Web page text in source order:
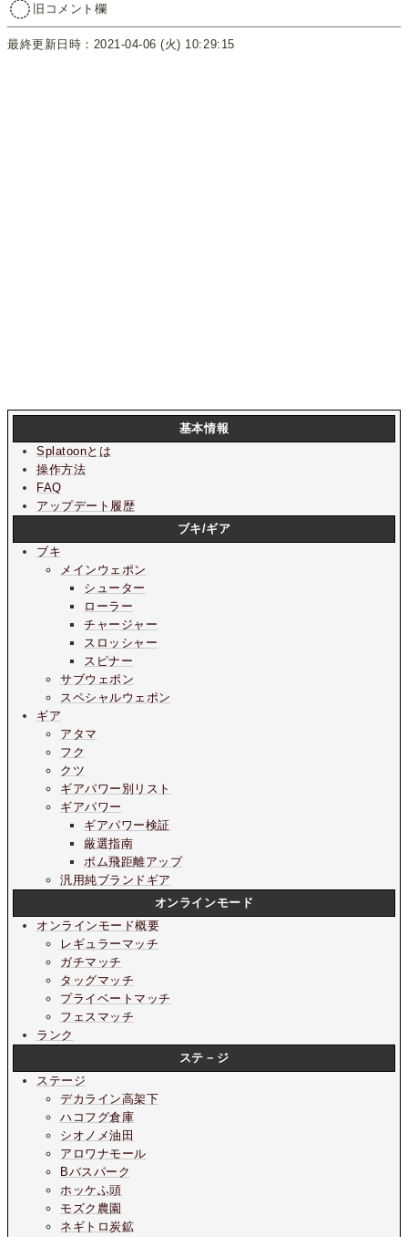
旧コメント欄
最終更新日時：2021-04-06 (火) 10:29:15
基本情報
Splatoonとは
操作方法
FAQ
アップデート履歴
ブキ/ギア
ブキ
メインウェポン
シューター
ローラー
チャージャー
スロッシャー
スピナー
サブウェポン
スペシャルウェポン
ギア
アタマ
フク
クツ
ギアパワー別リスト
ギアパワー
ギアパワー検証
厳選指南
ボム飛距離アップ
汎用純ブランドギア
オンラインモード
オンラインモード概要
レギュラーマッチ
ガチマッチ
タッグマッチ
プライベートマッチ
フェスマッチ
ランク
ステ－ジ
ステージ
デカライン高架下
ハコフグ倉庫
シオノメ油田
アロワナモール
Bバスパーク
ホッケふ頭
モズク農園
ネギトロ炭鉱